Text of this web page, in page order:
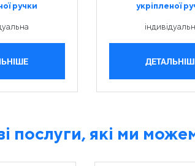
ручки
укріпленої
послуги, які ми